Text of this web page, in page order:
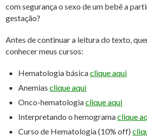
com segurança o sexo de um bebê a
gestação?
Antes de continuar a leitura do texto,
conhecer meus cursos:
Hematologia básicaclique aqui
Anemiasclique aqui
Onco-hematologiaclique aqui
Interpretando o hemogramaclique
Curso de Hematologia (10% off)